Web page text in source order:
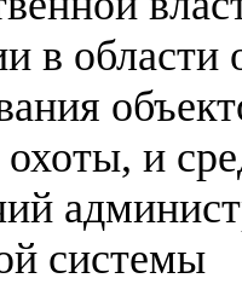
в области
охоты, и
системы